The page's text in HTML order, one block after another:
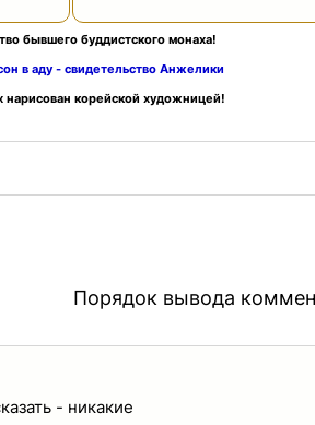
бывшего буддистского монаха!
в аду - свидетельство Анжелики
нарисован корейской художницей!
Порядок вывода
- никакие